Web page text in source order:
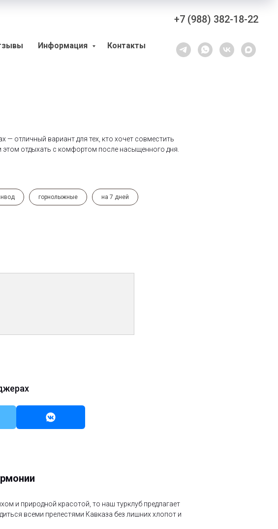
+7 (988) 382-18-22
Информация Контакты
отличный вариант для тех, кто хочет совместить
отдыхать с комфортом после насыщенного дня.
горнолыжные на 7 дней
и природной красотой, то наш турклуб предлагает
всеми прелестями Кавказа без лишних хлопот и